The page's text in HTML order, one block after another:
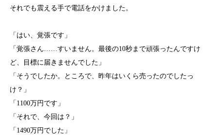
それでも震える手で電話をかけました。
「はい、覚張です」
「覚張さん……すいません。最後の10秒まで頑張ったんですけ
ど、目標に届きませんでした」
「そうでしたか。ところで、昨年はいくら売ったのでしたっ
け？」
「1100万円です」
「それで、今回は？」
「1490万円でした」